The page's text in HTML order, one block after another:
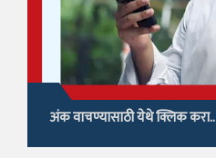
अंक वाचण्यासाठी येथे क्लिक करा..